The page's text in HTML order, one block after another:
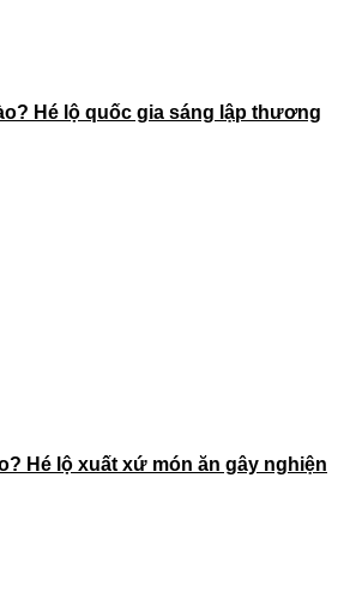
Hé lộ quốc gia sáng lập thương
Hé lộ xuất xứ món ăn gây nghiện